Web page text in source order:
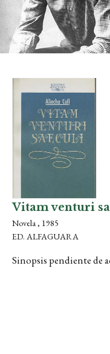
Vitam venturi
Novela , 1985
ED. ALFAGUARA
Sinopsis pendiente de